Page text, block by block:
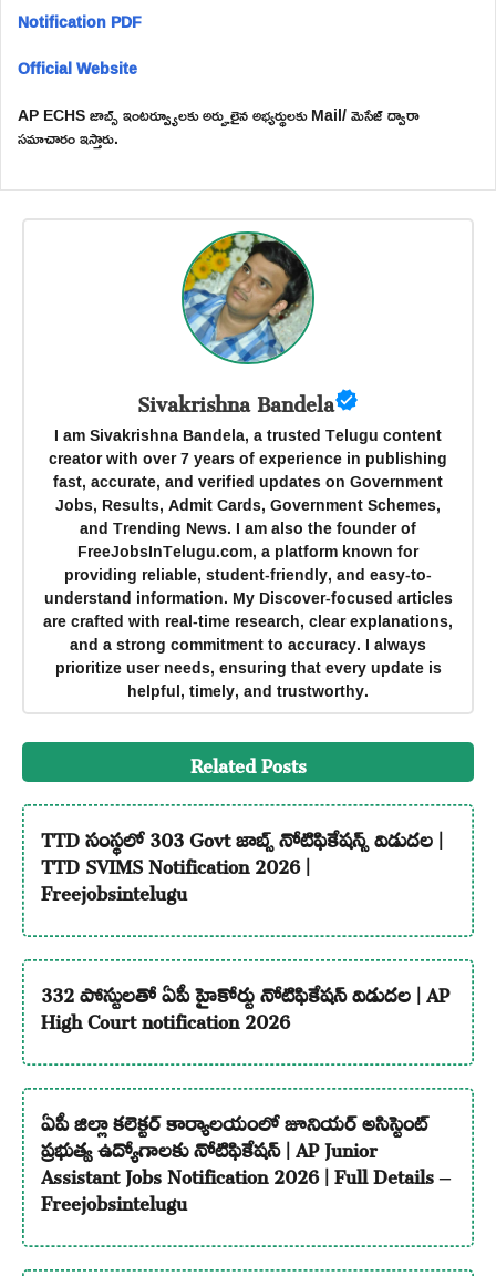
Notification PDF
Official Website
AP ECHS జాబ్స్ ఇంటర్వ్యూలకు అర్హులైన అభ్యర్థులకు Mail/ మెసేజ్ ద్వారా
సమాచారం ఇస్తారు.
Sivakrishna Bandela
I am Sivakrishna Bandela, a trusted Telugu content
creator with over 7 years of experience in publishing
fast, accurate, and verified updates on Government
Jobs, Results, Admit Cards, Government Schemes,
and Trending News. I am also the founder of
FreeJobsInTelugu.com, a platform known for
providing reliable, student-friendly, and easy-to-
understand information. My Discover-focused articles
are crafted with real-time research, clear explanations,
and a strong commitment to accuracy. I always
prioritize user needs, ensuring that every update is
helpful, timely, and trustworthy.
Related Posts
TTD సంస్థలో 303 Govt జాబ్స్ నోటిఫికేషన్స్ విడుదల |
TTD SVIMS Notification 2026 |
Freejobsintelugu
332 పోస్టులతో ఏపీ హైకోర్టు నోటిఫికేషన్ విడుదల | AP
High Court notification 2026
ఏపీ జిల్లా కలెక్టర్ కార్యాలయంలో జూనియర్ అసిస్టెంట్
ప్రభుత్వ ఉద్యోగాలకు నోటిఫికేషన్ | AP Junior
Assistant Jobs Notification 2026 | Full Details –
Freejobsintelugu